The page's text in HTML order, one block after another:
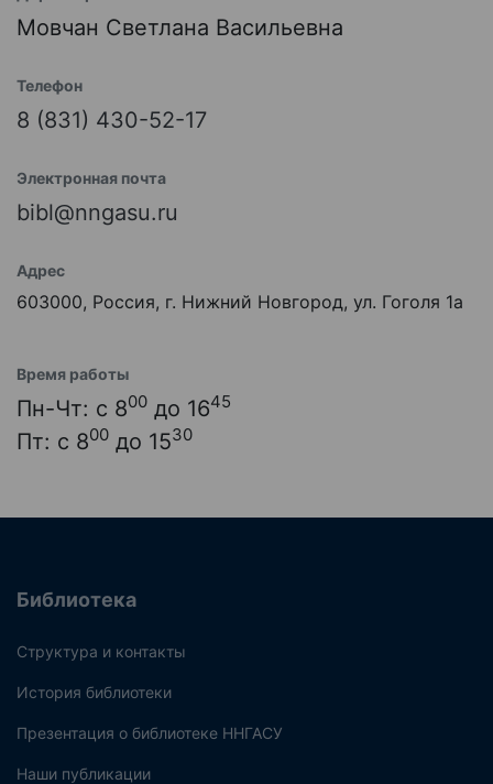
Мовчан Светлана Васильевна
Телефон
8 (831) 430-52-17
Электронная почта
bibl@nngasu.ru
Адрес
603000, Россия, г. Нижний Новгород, ул. Гоголя 1а
Время работы
Пн-Чт: с 800 до 1645
Пт: с 800 до 1530
Библиотека
Структура и контакты
История библиотеки
Презентация о библиотеке ННГАСУ
Наши публикации